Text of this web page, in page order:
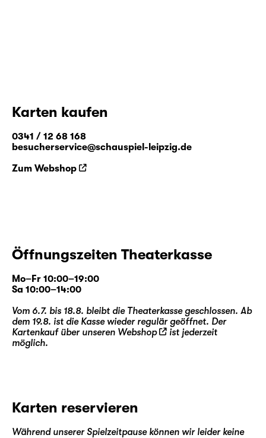
Karten kaufen
0341 / 12 68 168
besucherservice@schauspiel-leipzig.de
Zum Webshop
Öffnungszeiten Theaterkasse
Mo–Fr 10:00–19:00
Sa 10:00–14:00
Vom 6.7. bis 18.8. bleibt die Theaterkasse geschlossen. Ab
dem 19.8. ist die Kasse wieder regulär geöffnet. Der
Kartenkauf über unseren Webshop
ist jederzeit
möglich.
Karten reservieren
Während unserer Spielzeitpause können wir leider keine